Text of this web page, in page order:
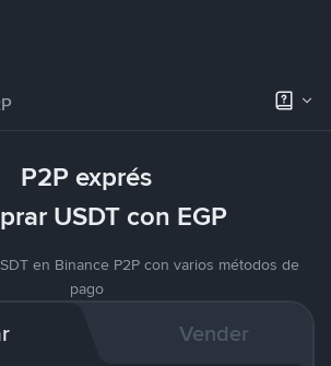
P2P exprés
USDT con EGP
en Binance P2P con varios métodos de
pago
Vender